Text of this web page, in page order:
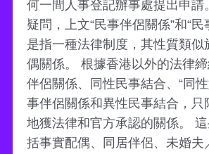
何一間人事登記辦事處提出申請
疑問，上文“民事伴侶關係”和“民
是指一種法律制度，其性質類似
偶關係。 根據香港以外的法律
伴侶關係、同性民事結合、“同
事伴侶關係和異性民事結合，只
地獲法律和官方承認的關係。
括事實配偶、同居伴侶、未婚夫